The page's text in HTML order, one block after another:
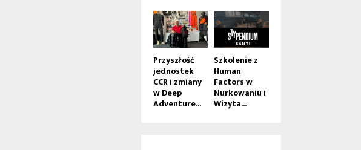
Przyszłość
jednostek
CCR i zmiany
w Deep
Adventure...
Szkolenie z
Human
Factors w
Nurkowaniu i
Wizyta...